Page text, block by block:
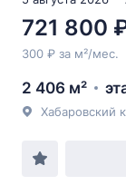
721 800
300 ₽ за м²/мес.
2 406 м²
Хабаровский